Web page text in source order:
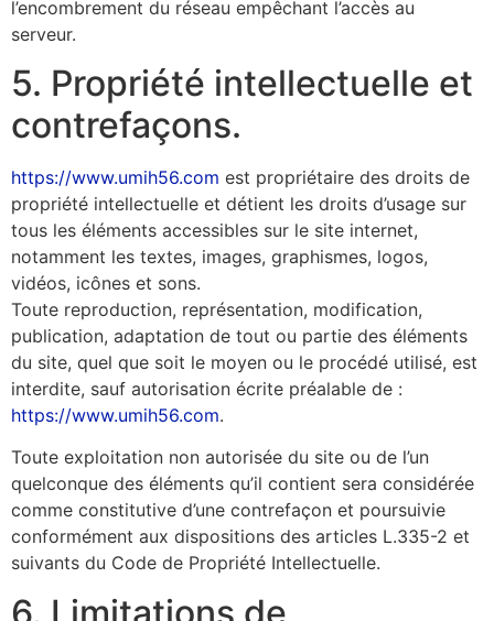
l’encombrement du réseau empêchant l’accès au
serveur.
5. Propriété intellectuelle et
contrefaçons.
https://www.umih56.com est propriétaire des droits de
propriété intellectuelle et détient les droits d’usage sur
tous les éléments accessibles sur le site internet,
notamment les textes, images, graphismes, logos,
vidéos, icônes et sons.
Toute reproduction, représentation, modification,
publication, adaptation de tout ou partie des éléments
du site, quel que soit le moyen ou le procédé utilisé, est
interdite, sauf autorisation écrite préalable de :
https://www.umih56.com.
Toute exploitation non autorisée du site ou de l’un
quelconque des éléments qu’il contient sera considérée
comme constitutive d’une contrefaçon et poursuivie
conformément aux dispositions des articles L.335-2 et
suivants du Code de Propriété Intellectuelle.